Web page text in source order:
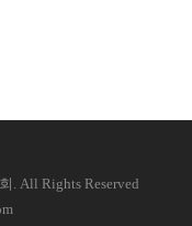
. All Rights Reserved